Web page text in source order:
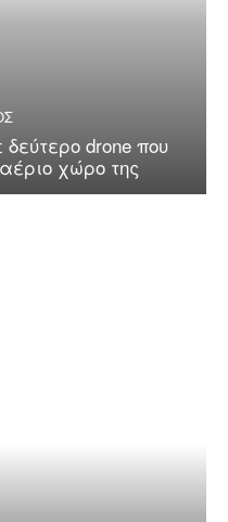
drone που
χώρο της